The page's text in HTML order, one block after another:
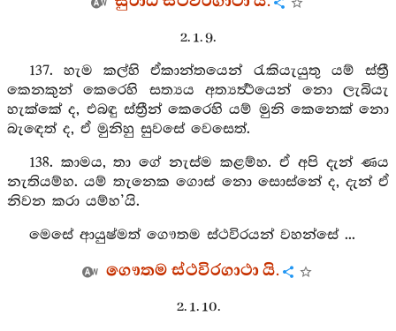
2. 1. 9.
137. හැම කල්හි ඒකාන්තයෙන් රැකියැයුතු යම් ස්ත්‍රී
කෙනකුන් කෙරෙහි සත්‍යය අත්‍යර්‍ත්‍ථයෙන් නො ලැබියැ
හැක්කේ ද, එබඳු ස්ත්‍රීන් කෙරෙහි යම් මුනි කෙනෙක් නො
බැඳෙත් ද, ඒ මුනිහු සුවසේ වෙසෙත්.
138. කාමය, තා ගේ නැස්ම කළම්හ. ඒ අපි දැන් ණය
නැතියම්හ. යම් තැනෙක ගොස් නො සොස්නේ ද, දැන් ඒ
නිවන කරා යම්හ’යි.
මෙසේ ආයුෂ්මත් ගෞතම ස්ථවිරයන් වහන්සේ ...
ගෞතම ස්ථවිරගාථා යි.
2. 1. 10.